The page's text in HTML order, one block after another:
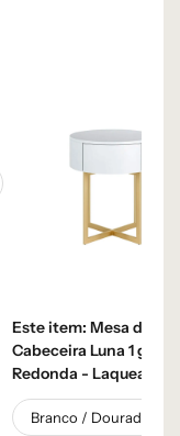
Este item: Mesa de
Cabeceira Luna 1
Redonda - Laqueada